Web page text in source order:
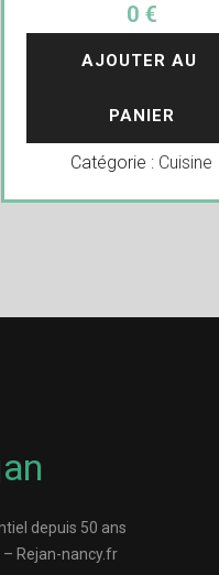
0 €
AJOUTER AU
PANIER
Catégorie : Cuisine
depuis 50 ans
Rejan-nancy.fr